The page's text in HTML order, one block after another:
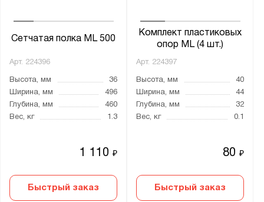
Сетчатая полка ML 500
Арт. 224396
Высота, мм
36
Ширина, мм
496
Глубина, мм
460
Вес, кг
1.3
1 110₽
Быстрый заказ
Комплект пластиковых
опор ML (4 шт.)
Арт. 224397
Высота, мм
40
Ширина, мм
44
Глубина, мм
32
Вес, кг
0.1
80₽
Быстрый заказ